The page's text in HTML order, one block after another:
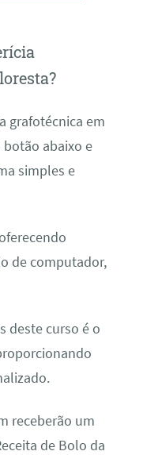
grafotécnica em
botão abaixo e
simples e
de computador,
deste curso é o
receberão um
de Bolo da